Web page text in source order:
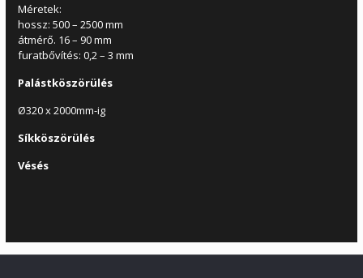
Méretek:
hossz: 500 – 2500 mm
átmérő. 16 – 90 mm
furatbővítés: 0,2 – 3 mm
Palástköszörülés
Ø320 x 2000mm-ig
Síkköszörülés
Vésés